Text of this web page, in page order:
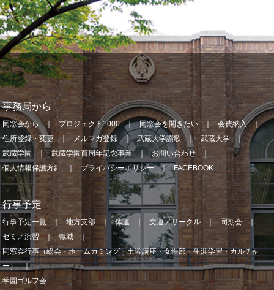
事務局から
同窓会から プロジェクト1000 同窓会を開きたい
会費納入
住所登録・変更
メルマガ登録 武蔵大学讃歌
武蔵大学
武蔵学園
武蔵学園百周年記念事業
お問い合わせ
個人情報保護方針
プライバシーポリシー FACEBOOK
行事予定
行事予定一覧 地方支部 体連 文連／サークル
同期会
ゼミ／演習
職域
同窓会行事（総会・ホームカミング・土曜講座・女性部・生涯学習・カルチャ
ー）
学園ゴルフ会